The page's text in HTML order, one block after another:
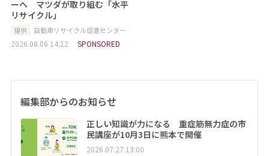
ーへ マツダが取り組む「水平
リサイクル」
提供 自動車リサイクル促進センター
2026.08.06 14:12 SPONSORED
編集部からのお知らせ
正しい知識が力になる 重症筋無力症の市
民講座が10月3日に熊本で開催
2026.07.27 13:00